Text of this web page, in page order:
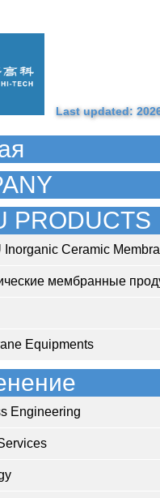
Last updated:
PRODUCTS
Inorganic Ceramic
мембранные
Equipments
Engineering